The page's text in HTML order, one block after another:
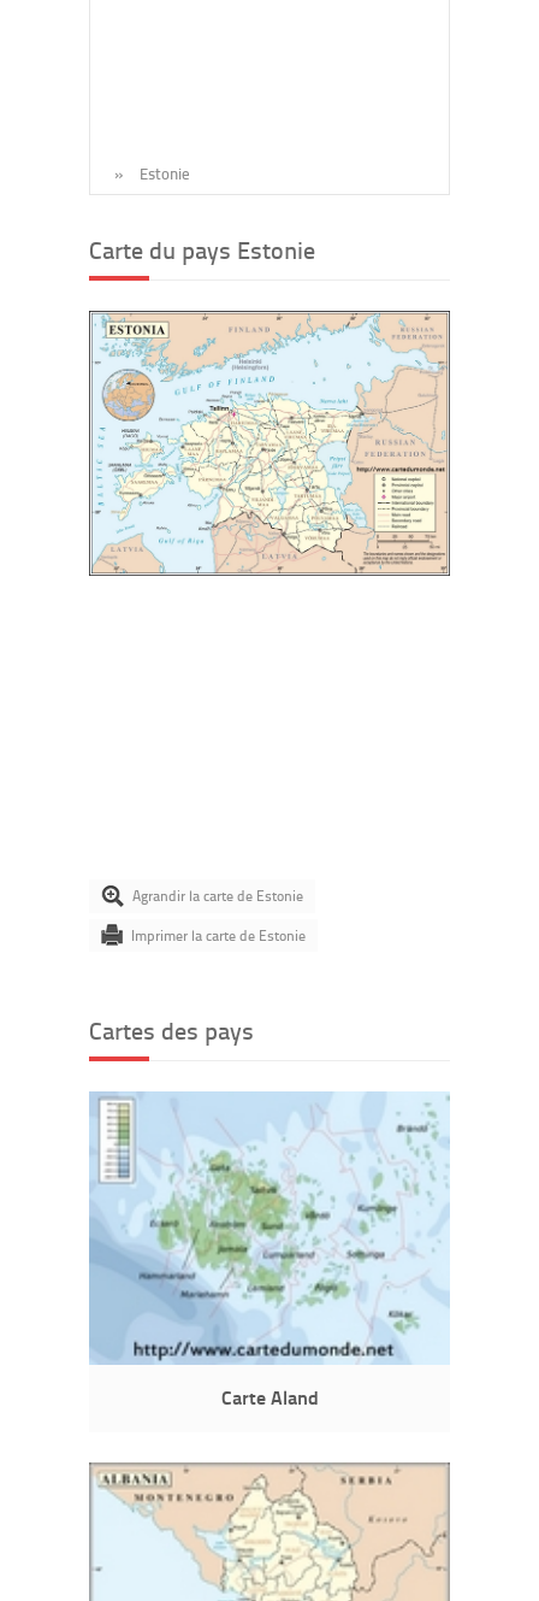
» Estonie
Carte du pays Estonie
Agrandir la carte de Estonie
Imprimer la carte de Estonie
Cartes des pays
Carte Aland